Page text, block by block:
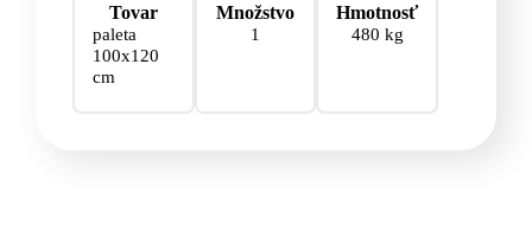
Tovar
paleta
100x120
cm
Množstvo
1
Hmotnosť
480 kg